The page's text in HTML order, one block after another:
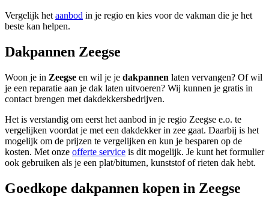
Vergelijk hetaanbod in je regio en kies voor de vakman die je het
beste kan helpen.
Dakpannen Zeegse
Woon je in Zeegse en wil je je dakpannen laten vervangen? Of wil
je een reparatie aan je dak laten uitvoeren? Wij kunnen je gratis in
contact brengen met dakdekkersbedrijven.
Het is verstandig om eerst het aanbod in je regio Zeegse e.o. te
vergelijken voordat je met een dakdekker in zee gaat. Daarbij is het
mogelijk om de prijzen te vergelijken en kun je besparen op de
kosten. Met onze offerte service is dit mogelijk. Je kunt het formulier
ook gebruiken als je een plat/bitumen, kunststof of rieten dak hebt.
Goedkope dakpannen kopen in Zeegse